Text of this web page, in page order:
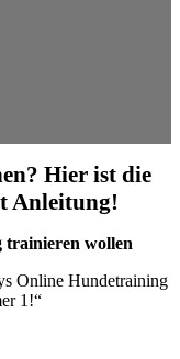
Hier ist die
Anleitung!
wollen
Online Hundetraining
1!“